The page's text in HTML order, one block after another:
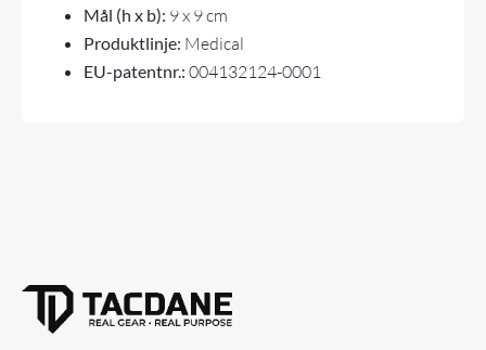
Mål (h x b): 9 x 9 cm
Produktlinje: Medical
EU-patentnr.: 004132124-0001